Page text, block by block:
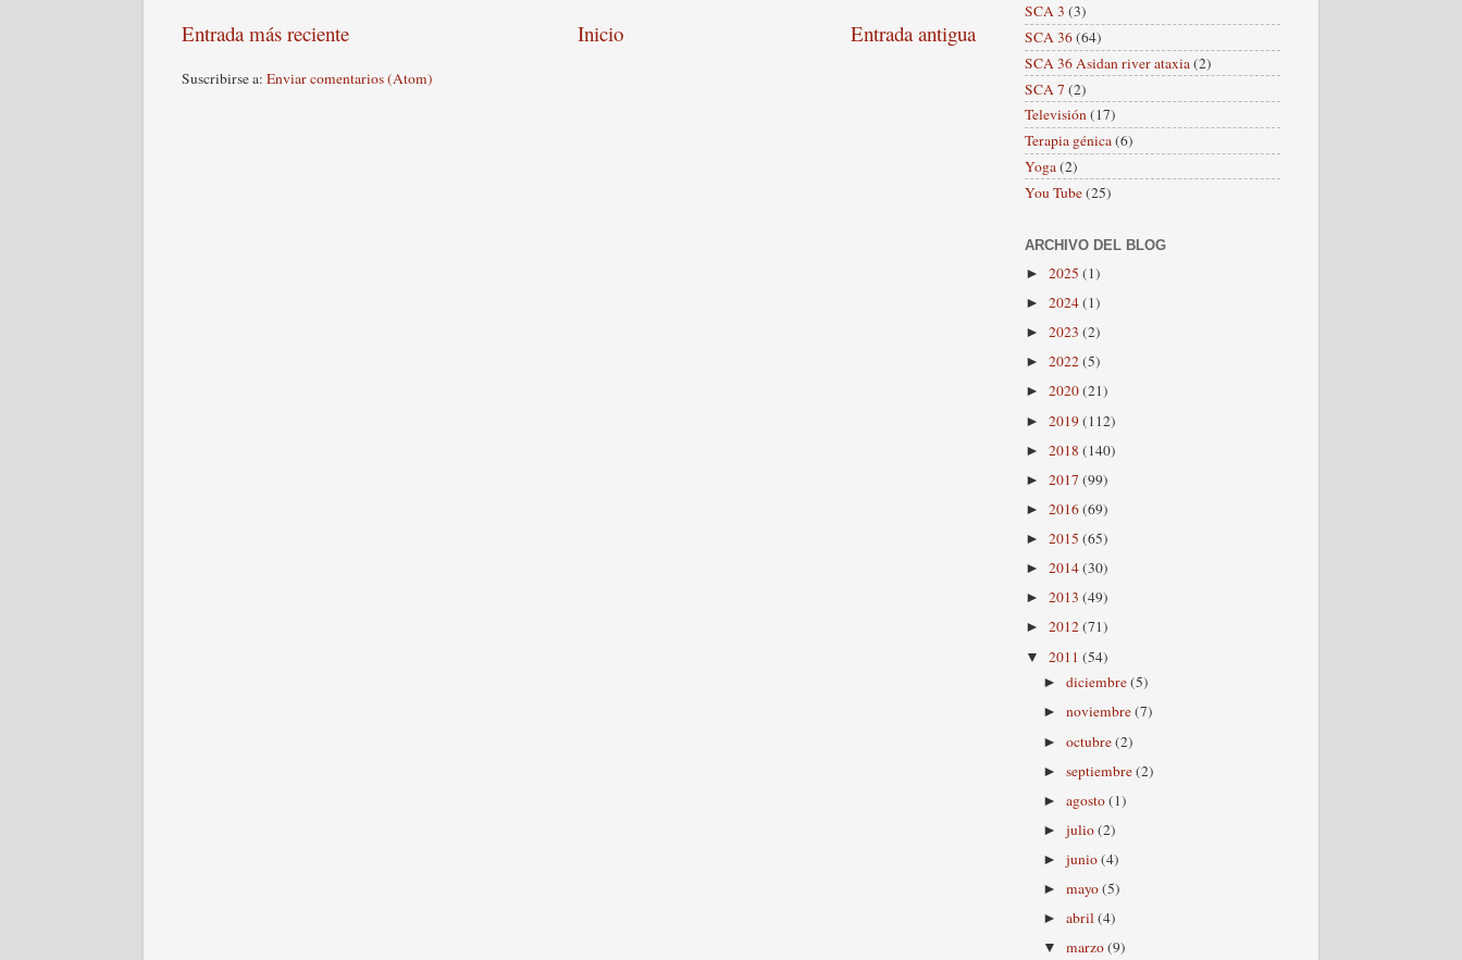
Entrada más reciente Entrada antigua
Inicio
Suscribirse a: Enviar comentarios (Atom)
SCA 3 (3)
SCA 36(64)
SCA 36 Asidan river ataxia(2)
SCA 7 (2)
Televisión(17)
Terapia génica(6)
Yoga(2)
You Tube(25)
ARCHIVO DEL BLOG
► 2025 (1)
► 2024(1)
► 2023 (2)
► 2022(5)
► 2020(21)
► 2019(112)
► 2018 (140)
► 2017 (99)
► 2016(69)
► 2015 (65)
► 2014(30)
► 2013 (49)
► 2012(71)
▼ 2011 (54)
►diciembre(5)
►noviembre(7)
►octubre(2)
►septiembre(2)
►agosto(1)
►julio(2)
►junio(4)
►mayo(5)
►abril(4)
▼marzo(9)